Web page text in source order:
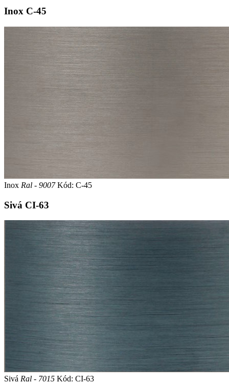
Inox C-45
Inox Ral - 9007 Kód: C-45
Sivá CI-63
Sivá Ral - 7015 Kód: CI-63